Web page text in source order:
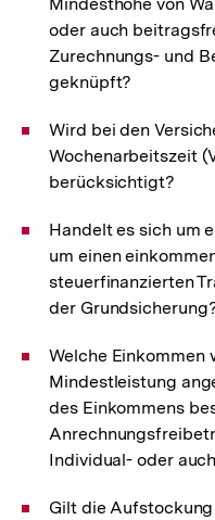
Mindesthöhe von
oder auch
Zurechnungs- und
geknüpft?
Wird bei den
Wochenarbeitszeit
berücksichtigt?
Handelt es sich um
um einen
steuerfinanzierten
der
Welche Einkommen
Mindestleistung
des Einkommens
Individual- oder
Gilt die